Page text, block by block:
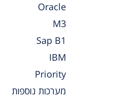
Oracle
M3
Sap B1
IBM
Priority
מערכות נוספות